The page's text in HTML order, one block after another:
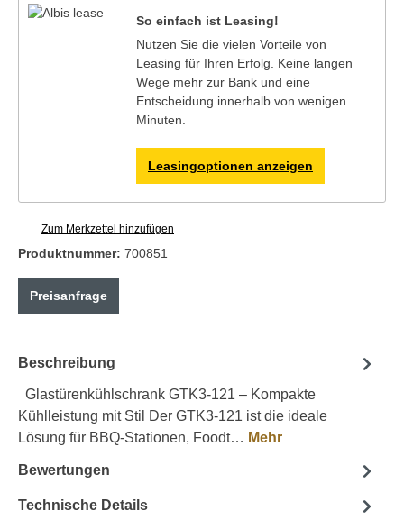
So einfach ist Leasing!
Nutzen Sie die vielen Vorteile von
Leasing für Ihren Erfolg. Keine langen
Wege mehr zur Bank und eine
Entscheidung innerhalb von wenigen
Minuten.
Leasingoptionen anzeigen
Zum Merkzettel hinzufügen
Produktnummer: 700851
Preisanfrage
Beschreibung
Glastürenkühlschrank GTK3-121 – Kompakte
Kühlleistung mit Stil Der GTK3-121 ist die ideale
Lösung für BBQ-Stationen, Foodt… Mehr
Bewertungen
Technische Details